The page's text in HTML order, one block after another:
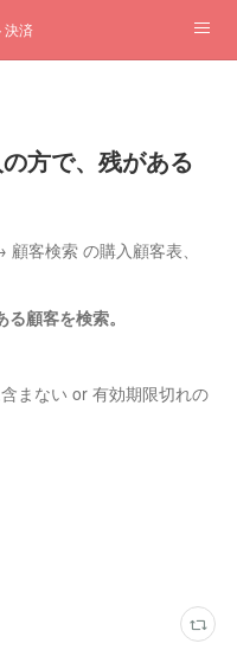
決済
合せ方で、残がある
客検索 の購入顧客表、
顧客を検索。
まない or 有効期限切れの